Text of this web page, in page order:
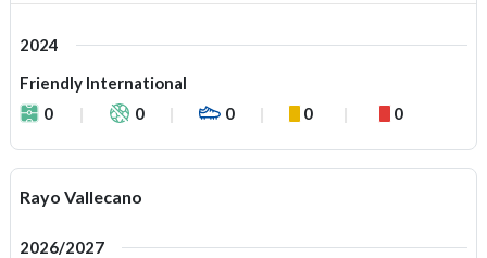
2024
Friendly International
0
0 0 0 0
Rayo Vallecano
2026/2027